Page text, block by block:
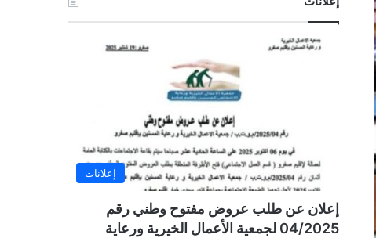
إعلانات
إعلان عن طلب عروض مفتوح وطني رقم
04/2025 لجمعية الأعمال الخيرية ورعاية